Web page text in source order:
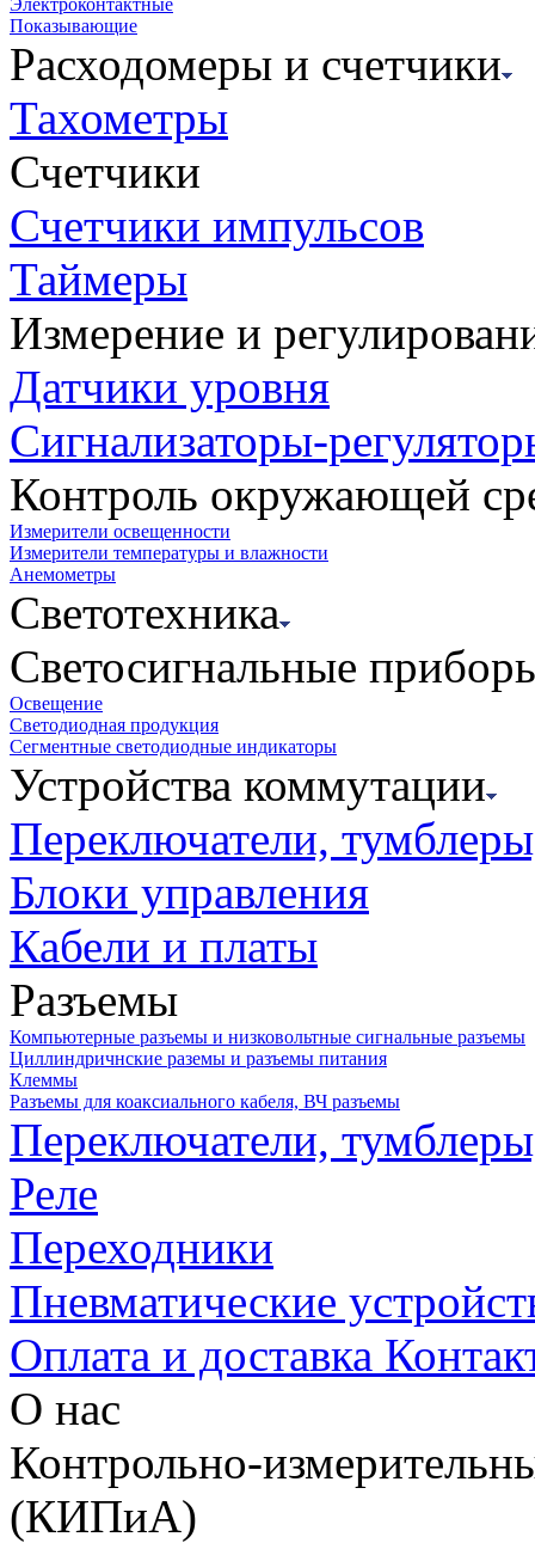
Показывающие
Расходомеры и счетчики
Тахометры
Счетчики
Счетчики импульсов
Таймеры
Измерение и
Датчики уровня
Сигнализаторы-
Контроль окружающей
Измерители освещенности
Измерители температуры и влажности
Анемометры
Светотехника
Светосигнальные
Освещение
Светодиодная продукция
Сегментные светодиодные индикаторы
Устройства коммутации
Переключатели,
Блоки управления
Кабели и платы
Разъемы
Компьютерные разъемы и низковольтные сигнальные разъемы
Циллиндричнские раземы и разъемы питания
Клеммы
Разъемы для коаксиального кабеля, ВЧ разъемы
Переключатели,
Реле
Переходники
Пневматические
Оплата и доставка
О нас
Контрольно-
(КИПиА)